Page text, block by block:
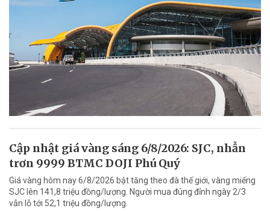
Cập nhật giá vàng sáng 6/8/2026: SJC, nhẫn
trơn 9999 BTMC DOJI Phú Quý
Giá vàng hôm nay 6/8/2026 bật tăng theo đà thế giới, vàng miếng
SJC lên 141,8 triệu đồng/lượng. Người mua đúng đỉnh ngày 2/3
vẫn lỗ tới 52,1 triệu đồng/lượng.